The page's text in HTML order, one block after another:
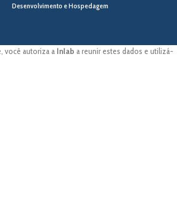
Desenvolvimento e Hospedagem
você autoriza a Inlab a reunir estes dados e utilizá-